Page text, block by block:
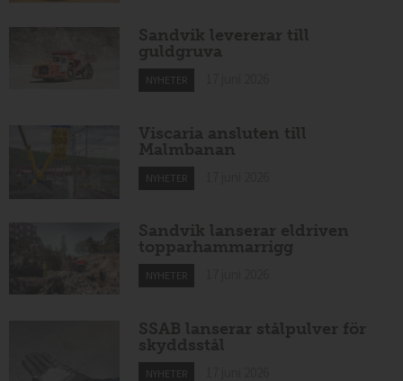
Sandvik levererar till
guldgruva
NYHETER
Viscaria ansluten till
Malmbanan
NYHETER
Sandvik lanserar eldriven
topparhammarrigg
NYHETER
SSAB lanserar stålpulver för
skyddsstål
NYHETER